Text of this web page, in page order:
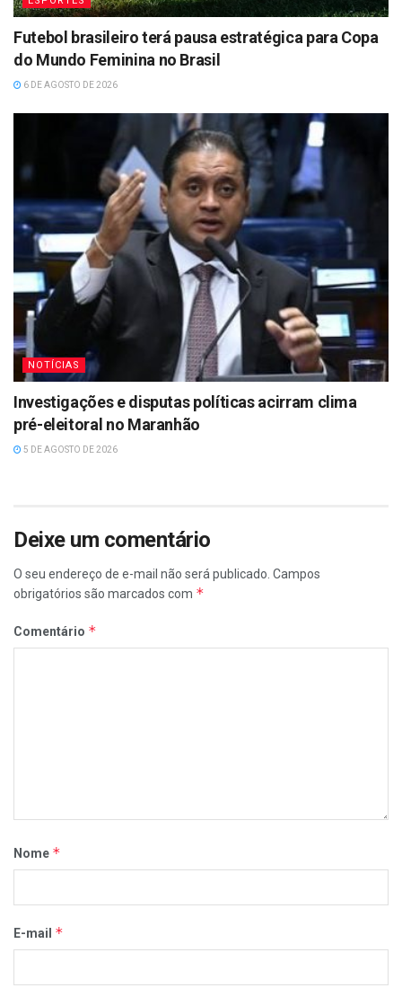
Futebol brasileiro terá pausa estratégica para Copa
do Mundo Feminina no Brasil
6 DE AGOSTO DE 2026
NOTÍCIAS
Investigações e disputas políticas acirram clima
pré-eleitoral no Maranhão
5 DE AGOSTO DE 2026
Deixe um comentário
O seu endereço de e-mail não será publicado. Campos
obrigatórios são marcados com *
Comentário *
Nome *
E-mail *